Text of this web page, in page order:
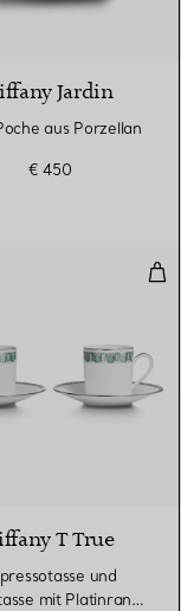
Jardin
aus Porzellan
€ 450
mit
T True
und
mit Platinrand,